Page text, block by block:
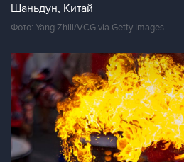
Шаньдун, Китай
Фото: Yang Zhili/VCG via Getty Images